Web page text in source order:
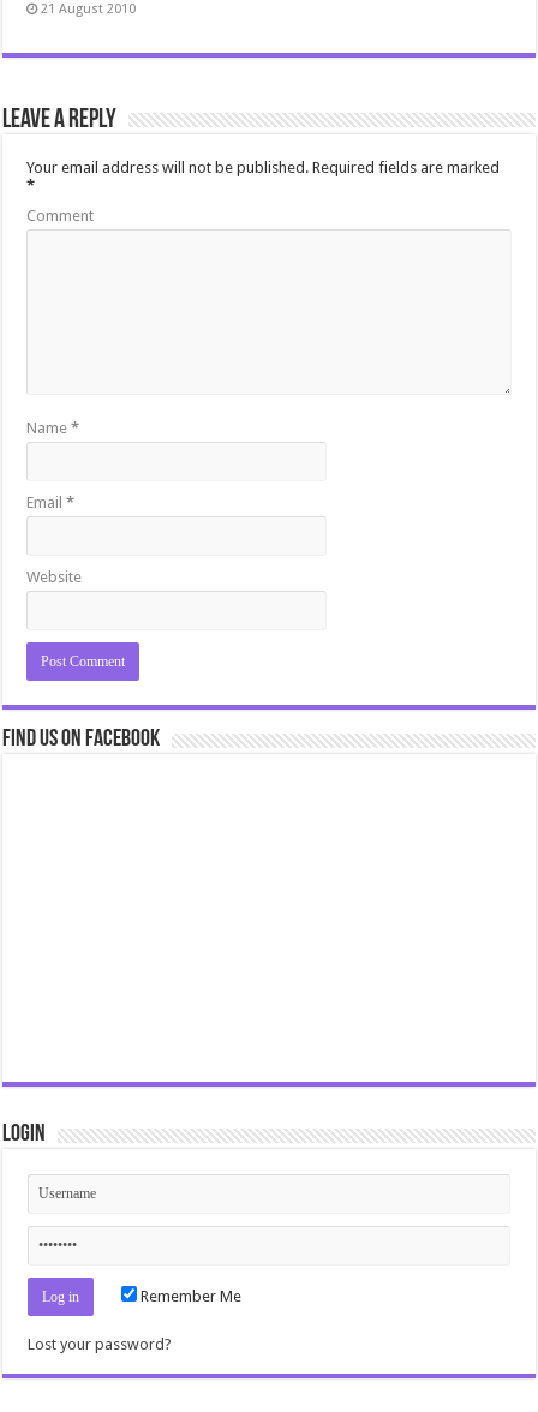
21 August 2010
Leave a Reply
Your email address will not be published. Required fields are marked
*
Comment
Name*
Email*
Website
Find us on Facebook
Login
Remember Me
Lost your password?